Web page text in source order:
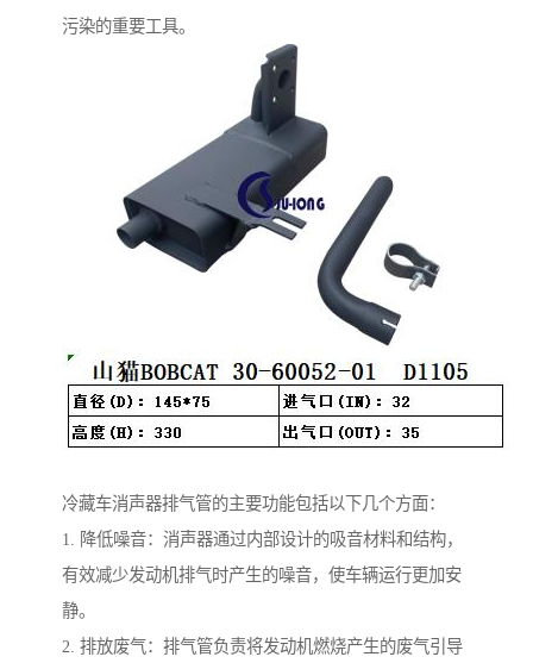
污染的重要工具。
冷藏车消声器排气管的主要功能包括以下几个方面：
1. 降低噪音：消声器通过内部设计的吸音材料和结构，
有效减少发动机排气时产生的噪音，使车辆运行更加安
静。
2. 排放废气：排气管负责将发动机燃烧产生的废气引导